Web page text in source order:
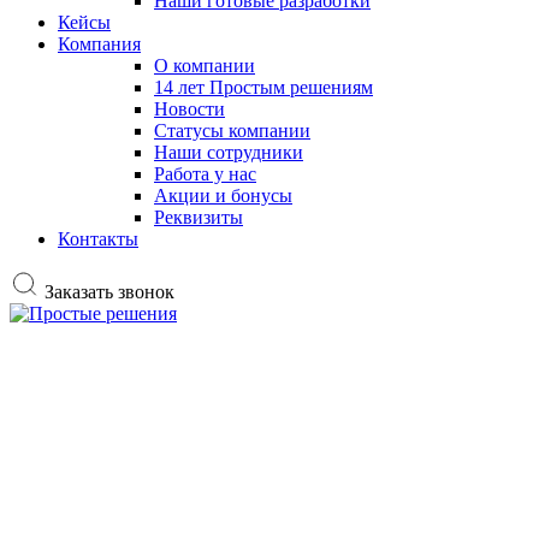
Кейсы
Компания
О компании
14 лет Простым решениям
Новости
Статусы компании
Наши сотрудники
Работа у нас
Акции и бонусы
Реквизиты
Контакты
Заказать звонок